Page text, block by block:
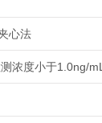
心法
浓度小于1.0ng/mL